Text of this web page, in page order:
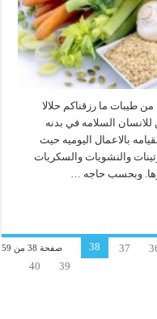
طيبات ما رزقناكم حلالا
السلامه في بدنه
بالاعمال اليوميه حيث
والنشويات والسكريات
وبحسب حاجه …
صفحة 38 من 59 37
38
39
40